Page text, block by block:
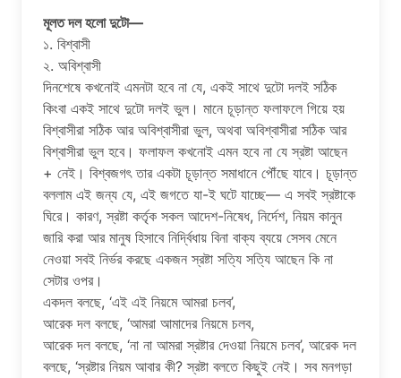
মূলত দল হলো দুটো—
১. বিশ্বাসী
২. অবিশ্বাসী
দিনশেষে কখনোই এমনটা হবে না যে, একই সাথে দুটো দলই সঠিক
কিংবা একই সাথে দুটো দলই ভুল। মানে চূড়ান্ত ফলাফলে গিয়ে হয়
বিশ্বাসীরা সঠিক আর অবিশ্বাসীরা ভুল, অথবা অবিশ্বাসীরা সঠিক আর
বিশ্বাসীরা ভুল হবে। ফলাফল কখনোই এমন হবে না যে স্রষ্টা আছেন
+ নেই। বিশ্বজগৎ তার একটা চূড়ান্ত সমাধানে পৌঁছে যাবে। চূড়ান্ত
বললাম এই জন্য যে, এই জগতে যা-ই ঘটে যাচ্ছে— এ সবই স্রষ্টাকে
ঘিরে। কারণ, স্রষ্টা কর্তৃক সকল আদেশ-নিষেধ, নির্দেশ, নিয়ম কানুন
জারি করা আর মানুষ হিসাবে নির্দ্বিধায় বিনা বাক্য ব্যয়ে সেসব মেনে
নেওয়া সবই নির্ভর করছে একজন স্রষ্টা সত্যি সত্যি আছেন কি না
সেটার ওপর।
একদল বলছে, ‘এই এই নিয়মে আমরা চলব’,
আরেক দল বলছে, ‘আমরা আমাদের নিয়মে চলব,
আরেক দল বলছে, ‘না না আমরা স্রষ্টার দেওয়া নিয়মে চলব’, আরেক দল
বলছে, ‘স্রষ্টার নিয়ম আবার কী? স্রষ্টা বলতে কিছুই নেই। সব মনগড়া